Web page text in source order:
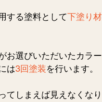
する塗料として下塗り材
お選びいただいたカラ
は3回塗装を行います。
てしまえば見えなくなり